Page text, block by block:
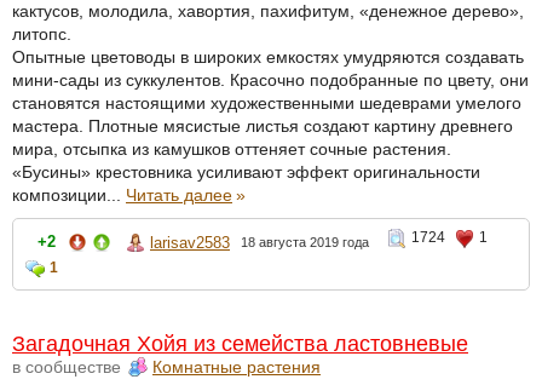
кактусов, молодила, хавортия, пахифитум, «денежное дерево»,
литопс.
Опытные цветоводы в широких емкостях умудряются создавать
мини-сады из суккулентов. Красочно подобранные по цвету, они
становятся настоящими художественными шедеврами умелого
мастера. Плотные мясистые листья создают картину древнего
мира, отсыпка из камушков оттеняет сочные растения.
«Бусины» крестовника усиливают эффект оригинальности
композиции... Читать далее»
+2 larisav2583 18 августа 2019 года 1724
1
1
Загадочная Хойя из семейства ластовневые
в сообществе Комнатные растения